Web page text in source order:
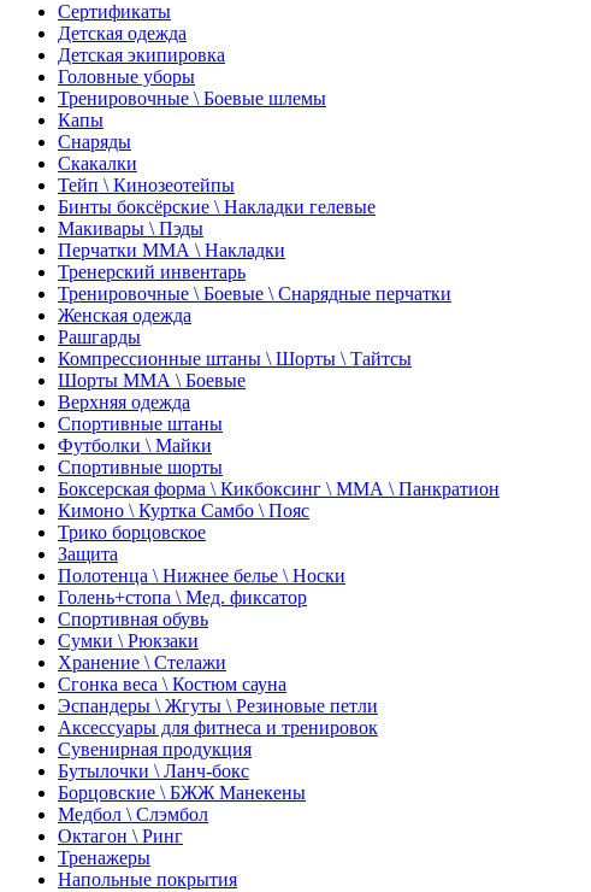
Сертификаты
Детская одежда
Детская экипировка
Головные уборы
Тренировочные \ Боевые шлемы
Капы
Снаряды
Скакалки
Тейп \ Кинозеотейпы
Бинты боксёрские \ Накладки гелевые
Макивары \ Пэды
Перчатки ММА \ Накладки
Тренерский инвентарь
Тренировочные \ Боевые \ Снарядные перчатки
Женская одежда
Рашгарды
Компрессионные штаны \ Шорты \ Тайтсы
Шорты ММА \ Боевые
Верхняя одежда
Спортивные штаны
Футболки \ Майки
Спортивные шорты
Боксерская форма \ Кикбоксинг \ ММА \ Панкратион
Кимоно \ Куртка Самбо \ Пояс
Трико борцовское
Защита
Полотенца \ Нижнее белье \ Носки
Голень+стопа \ Мед. фиксатор
Спортивная обувь
Сумки \ Рюкзаки
Хранение \ Стелажи
Сгонка веса \ Костюм сауна
Эспандеры \ Жгуты \ Резиновые петли
Аксессуары для фитнеса и тренировок
Сувенирная продукция
Бутылочки \ Ланч-бокс
Борцовские \ БЖЖ Манекены
Медбол \ Слэмбол
Октагон \ Ринг
Тренажеры
Напольные покрытия